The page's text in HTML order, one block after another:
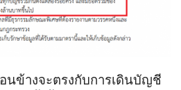
ข้างจะตรงกับการเดินบัญชี